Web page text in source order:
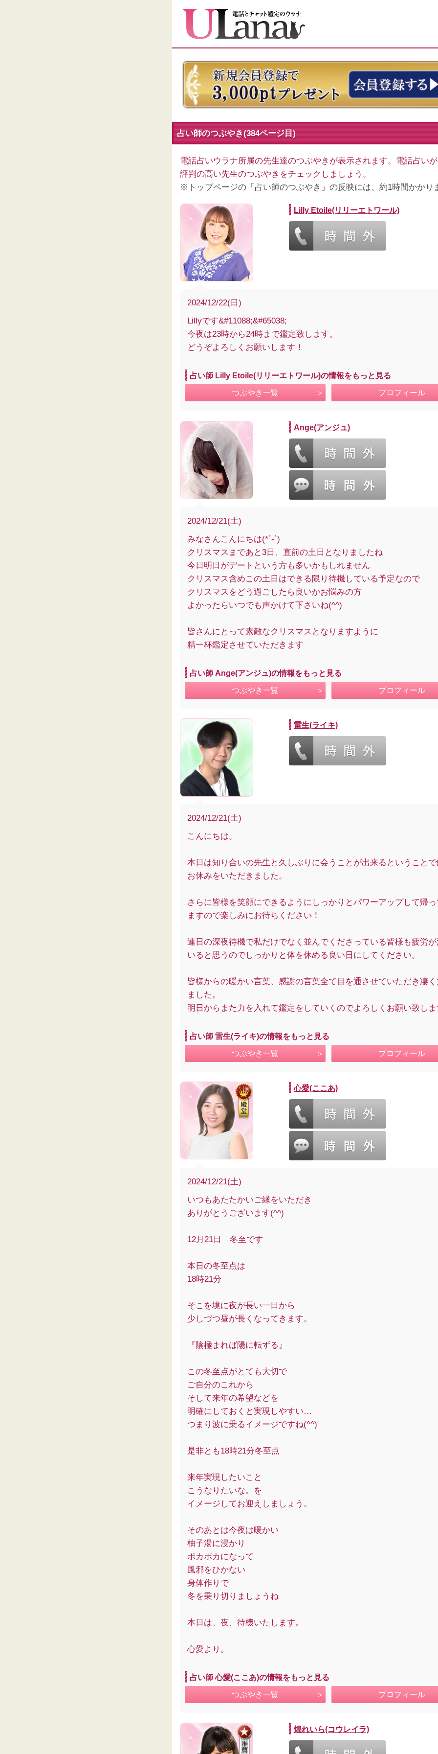
占い師のつぶやき(384ページ目)
電話占いウラナ所属の先生達のつぶやきが表示されます。電話占い
評判の高い先生のつぶやきをチェックしましょう。
※トップページの「占い師のつぶやき」の反映には、約1時間かかり
Lilly Etoile(リリーエトワール)
2024/12/22(日)
Lillyです&#11088;&#65038;
今夜は23時から24時まで鑑定致します。
どうぞよろしくお願いします！
占い師 Lilly Etoile(リリーエトワール)の情報をもっと見る
つぶやき一覧 プロフィール
Ange(アンジュ)
2024/12/21(土)
みなさんこんにちは(*´-`)
クリスマスまであと3日、直前の土日となりましたね
今日明日がデートという方も多いかもしれません
クリスマス含めこの土日はできる限り待機している予定なので
クリスマスをどう過ごしたら良いかお悩みの方
よかったらいつでも声かけて下さいね(^^)
皆さんにとって素敵なクリスマスとなりますように
精一杯鑑定させていただきます
占い師 Ange(アンジュ)の情報をもっと見る
つぶやき一覧 プロフィール
雷生(ライキ)
2024/12/21(土)
こんにちは。
本日は知り合いの先生と久しぶりに会うことが出来るということ
お休みをいただきました。
さらに皆様を笑顔にできるようにしっかりとパワーアップして帰
ますので楽しみにお待ちください！
連日の深夜待機で私だけでなく並んでくださっている皆様も疲労
いると思うのでしっかりと体を休める良い日にしてください。
皆様からの暖かい言葉、感謝の言葉全て目を通させていただき凄
ました。
明日からまた力を入れて鑑定をしていくのでよろしくお願い致し
占い師 雷生(ライキ)の情報をもっと見る
つぶやき一覧 プロフィール
心愛(ここあ)
2024/12/21(土)
いつもあたたかいご縁をいただき
ありがとうございます(^^)
12月21日 冬至です
本日の冬至点は
18時21分
そこを境に夜が長い一日から
少しづつ昼が長くなってきます。
『陰極まれば陽に転ずる』
この冬至点がとても大切で
ご自分のこれから
そして来年の希望などを
明確にしておくと実現しやすい…
つまり波に乗るイメージですね(^^)
是非とも18時21分冬至点
来年実現したいこと
こうなりたいな。を
イメージしてお迎えしましょう。
そのあとは今夜は暖かい
柚子湯に浸かり
ポカポカになって
風邪をひかない
身体作りで
冬を乗り切りましょうね
本日は、夜、待機いたします。
心愛より。
占い師 心愛(ここあ)の情報をもっと見る
つぶやき一覧 プロフィール
煌れいら(コウレイラ)